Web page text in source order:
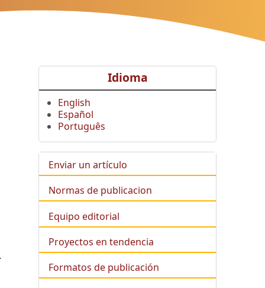
Idioma
English
Español
Português
Enviar un artículo
Normas de publicacion
Equipo editorial
Proyectos en tendencia
Formatos de publicación